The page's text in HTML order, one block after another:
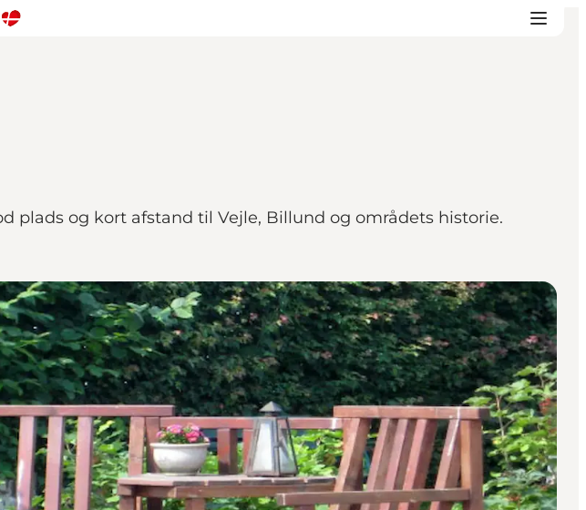
plads og kort afstand til Vejle, Billund og områdets historie.